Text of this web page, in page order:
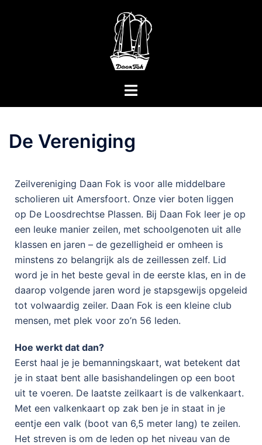
De Vereniging
Zeilvereniging Daan Fok is voor alle middelbare
scholieren uit Amersfoort. Onze vier boten liggen
op De Loosdrechtse Plassen. Bij Daan Fok leer je op
een leuke manier zeilen, met schoolgenoten uit alle
klassen en jaren – de gezelligheid er omheen is
minstens zo belangrijk als de zeillessen zelf. Lid
word je in het beste geval in de eerste klas, en in de
daarop volgende jaren word je stapsgewijs opgeleid
tot volwaardig zeiler. Daan Fok is een kleine club
mensen, met plek voor zo’n 56 leden.
Hoe werkt dat dan?
Eerst haal je je bemanningskaart, wat betekent dat
je in staat bent alle basishandelingen op een boot
uit te voeren. De laatste zeilkaart is de valkenkaart.
Met een valkenkaart op zak ben je in staat in je
eentje een valk (boot van 6,5 meter lang) te zeilen.
Het streven is om de leden op het niveau van de